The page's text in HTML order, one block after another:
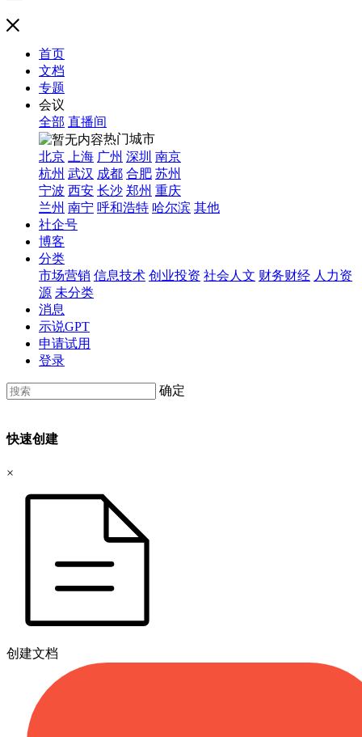
首页
文档
专题
会议
全部 直播间
热门城市
北京
上海 广州 深圳 南京
杭州 武汉 成都 合肥 苏州
宁波 西安 长沙 郑州 重庆
兰州 南宁 呼和浩特 哈尔滨 其他
社企号
博客
分类
市场营销 信息技术 创业投资 社会人文 财务财经 人力资
源 未分类
消息
示说GPT
申请试用
登录
确定
快速创建
×
创建文档